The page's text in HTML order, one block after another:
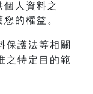
人資料之
的權益。
保護法等相關
之特定目的範